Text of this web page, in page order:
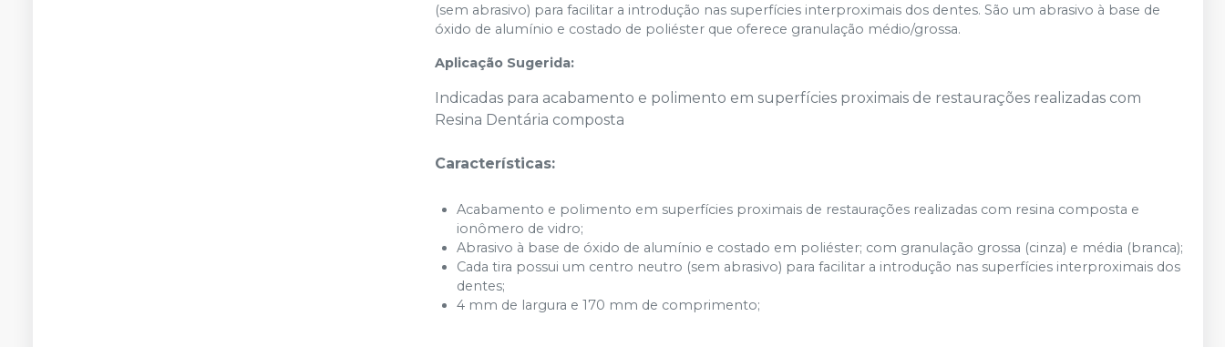
(sem abrasivo) para facilitar a introdução nas superfícies interproximais dos dentes. São um abrasivo à base de
óxido de alumínio e costado de poliéster que oferece granulação médio/grossa.
Aplicação Sugerida:
Indicadas para acabamento e polimento em superfícies proximais de restaurações realizadas com
Resina Dentária composta
Características:
Acabamento e polimento em superfícies proximais de restaurações realizadas com resina composta e
ionômero de vidro;
Abrasivo à base de óxido de alumínio e costado em poliéster; com granulação grossa (cinza) e média (branca);
Cada tira possui um centro neutro (sem abrasivo) para facilitar a introdução nas superfícies interproximais dos
dentes;
4 mm de largura e 170 mm de comprimento;